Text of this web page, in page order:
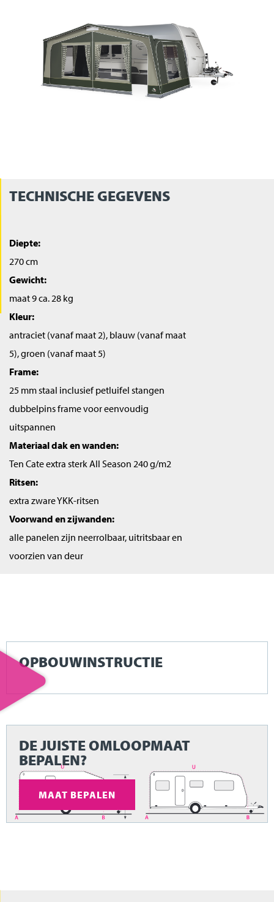
TECHNISCHE GEGEVENS
Diepte:
270 cm
Gewicht:
maat 9 ca. 28 kg
Kleur:
antraciet (vanaf maat 2), blauw (vanaf maat
5), groen (vanaf maat 5)
Frame:
25 mm staal inclusief petluifel stangen
dubbelpins frame voor eenvoudig
uitspannen
Materiaal dak en wanden:
Ten Cate extra sterk All Season 240 g/m2
Ritsen:
extra zware YKK-ritsen
Voorwand en zijwanden:
alle panelen zijn neerrolbaar, uitritsbaar en
voorzien van deur
OPBOUWINSTRUCTIE
DE JUISTE OMLOOPMAAT
BEPALEN?
MAAT BEPALEN